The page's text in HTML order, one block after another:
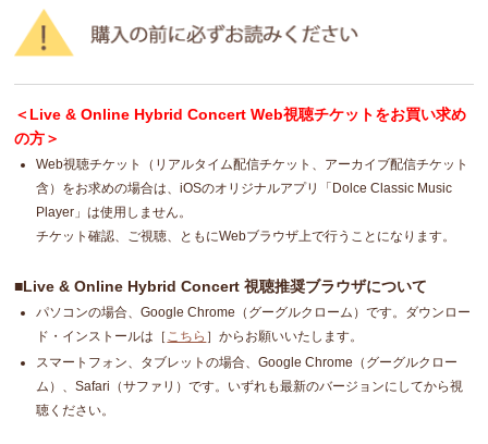
＜Live & Online Hybrid Concert Web視聴チケットをお買い求め
の方＞
Web視聴チケット（リアルタイム配信チケット、アーカイブ配信チケット
含）をお求めの場合は、iOSのオリジナルアプリ「Dolce Classic Music
Player」は使用しません。
チケット確認、ご視聴、ともにWebブラウザ上で行うことになります。
■Live & Online Hybrid Concert 視聴推奨ブラウザについて
パソコンの場合、Google Chrome（グーグルクローム）です。ダウンロー
ド・インストールは［ こちら ］からお願いいたします。
スマートフォン、タブレットの場合、Google Chrome（グーグルクロー
ム）、Safari（サファリ）です。いずれも最新のバージョンにしてから視
聴ください。